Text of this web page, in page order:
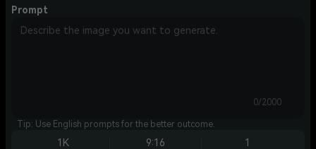
Prompt
0/2000
Tip: Use English prompts for the better outcome.
1K 9:16 1